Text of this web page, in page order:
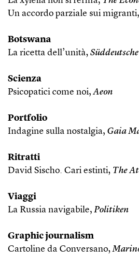
Un accordo parziale sui migranti,
Botswana
La ricetta dell’unità,
Scienza
Psicopatici come noi, Aeon
Portfolio
Indagine sulla nostalgia, Gaia
Ritratti
David Sischo. Cari estinti, The
Viaggi
La Russia navigabile, Politiken
Graphic journalism
Cartoline da Conversano,